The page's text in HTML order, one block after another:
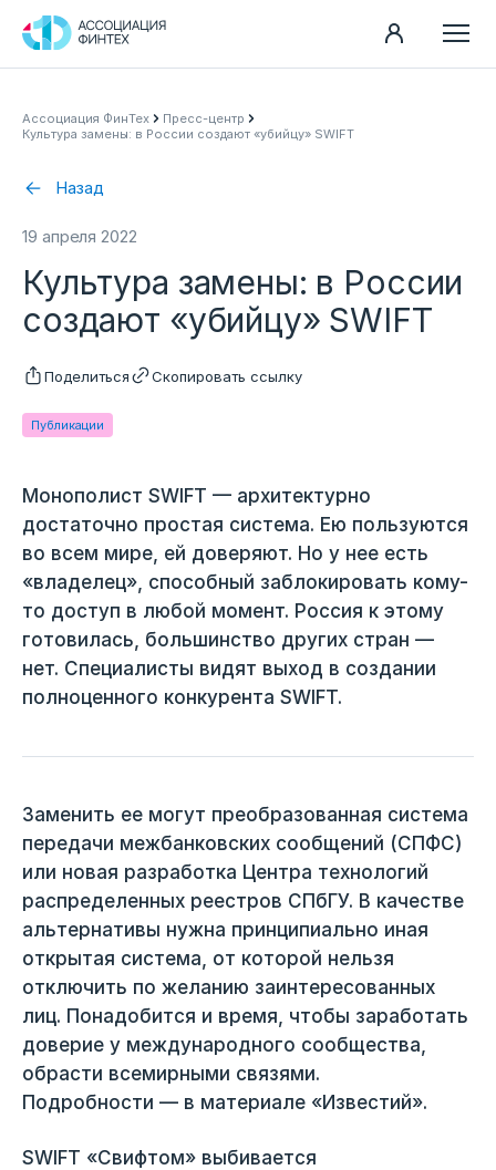
Ассоциация
Пресс-центр
Карьера
Контакты
Документы
Ассоциация ФинТех
Пресс-центр
Культура замены: в России создают «убийцу» SWIFT
Назад
19 апреля 2022
Публикации
Культура замены: в России
создают «убийцу» SWIFT
Поделиться Скопировать ссылку
Монополист SWIFT — архитектурно
достаточно простая система. Ею пользуются
во всем мире, ей доверяют. Но у нее есть
«владелец», способный заблокировать кому-
то доступ в любой момент. Россия к этому
готовилась, большинство других стран —
нет. Специалисты видят выход в создании
полноценного конкурента SWIFT.
Заменить ее могут преобразованная система
передачи межбанковских сообщений (СПФС)
или новая разработка Центра технологий
распределенных реестров СПбГУ. В качестве
альтернативы нужна принципиально иная
открытая система, от которой нельзя
отключить по желанию заинтересованных
лиц. Понадобится и время, чтобы заработать
доверие у международного сообщества,
обрасти всемирными связями.
Подробности — в материале «Известий».
SWIFT «Свифтом» выбивается